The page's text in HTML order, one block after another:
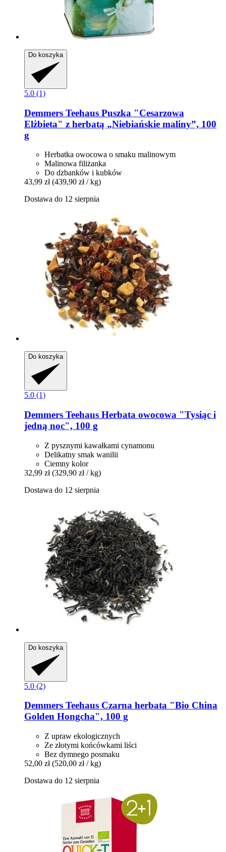
Do koszyka
5.0 (1)
Demmers Teehaus Puszka "Cesarzowa
Elżbieta" z herbatą „Niebiańskie maliny”, 100
g
Herbatka owocowa o smaku malinowym
Malinowa filiżanka
Do dzbanków i kubków
43,99 zł (439,90 zł / kg)
Dostawa do 12 sierpnia
Do koszyka
5.0 (1)
Demmers Teehaus Herbata owocowa "Tysiąc i
jedną noc", 100 g
Z pysznymi kawałkami cynamonu
Delikatny smak wanilii
Ciemny kolor
32,99 zł (329,90 zł / kg)
Dostawa do 12 sierpnia
Do koszyka
5.0 (2)
Demmers Teehaus Czarna herbata "Bio China
Golden Hongcha", 100 g
Z upraw ekologicznych
Ze złotymi końcówkami liści
Bez dymnego posmaku
52,00 zł (520,00 zł / kg)
Dostawa do 12 sierpnia